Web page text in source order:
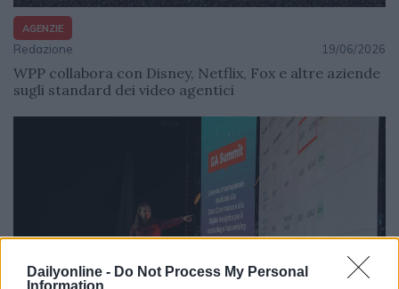
Dailyonline - Do Not Process My Personal
Information
AGENZIE
Redazione 19/06/2026
WPP collabora con Disney, Netflix, Fox e altre aziende
sugli standard dei video agentici